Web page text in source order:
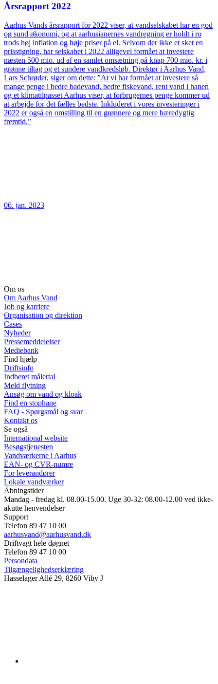
Årsrapport 2022
Aarhus Vands årsrapport for 2022 viser, at vandselskabet har en god
og sund økonomi, og at aarhusianernes vandregning er holdt i ro
trods høj inflation og høje priser på el. Selvom der ikke et sket en
prisstigning, har selskabet i 2022 alligevel formået at investere
næsten 500 mio. ud af en samlet omsætning på knap 700 mio. kr. i
grønne tiltag og et sundere vandkredsløb. Direktør i Aarhus Vand,
Lars Schrøder, siger om dette: ”At vi har formået at investere så
mange penge i bedre badevand, bedre fiskevand, rent vand i hanen
og et klimatilpasset Aarhus viser, at forbrugernes penge kommer ud
at arbejde for det fælles bedste. Inkluderet i vores investeringer i
2022 er også en omstilling til en grønnere og mere bæredygtig
fremtid.”
06. jan. 2023
Om os
Om Aarhus Vand
Job og karriere
Organisation og direktion
Cases
Nyheder
Pressemeddelelser
Mediebank
Find hjælp
Driftsinfo
Indberet målertal
Meld flytning
Ansøg om vand og kloak
Find en stophane
FAQ - Spørgsmål og svar
Kontakt os
Se også
International website
Besøgstjenesten
Vandværkerne i Aarhus
EAN- og CVR-numre
For leverandører
Lokale vandværker
Åbningstider
Mandag - fredag kl. 08.00-15.00. Uge 30-32: 08.00-12.00 ved ikke-
akutte henvendelser
Support
Telefon 89 47 10 00
aarhusvand@aarhusvand.dk
Driftvagt hele døgnet
Telefon 89 47 10 00
Persondata
Tilgængelighedserklæring
Hasselager Allé 29, 8260 Viby J